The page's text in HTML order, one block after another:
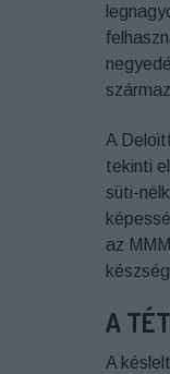
A
tekinti
süti-
az
A
A